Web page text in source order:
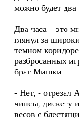
можно будет два
Два часа – это
глянул за
темном
разбросанных
брат Мишки.
- Нет, - отрезал
чипсы, дискету
весов с